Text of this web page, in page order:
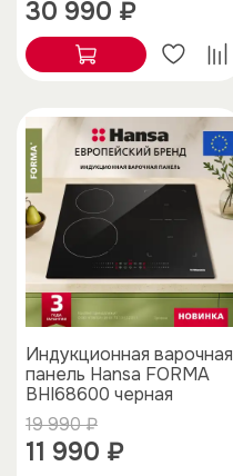
30 990 ₽
Индукционная варочная
панель Hansa FORMA
BHI68600 черная
19 990 ₽
11 990 ₽